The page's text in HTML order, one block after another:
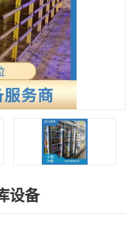
设备
库组装
冻库
装，小型冻库造价
冷库，宜宾冻库设备